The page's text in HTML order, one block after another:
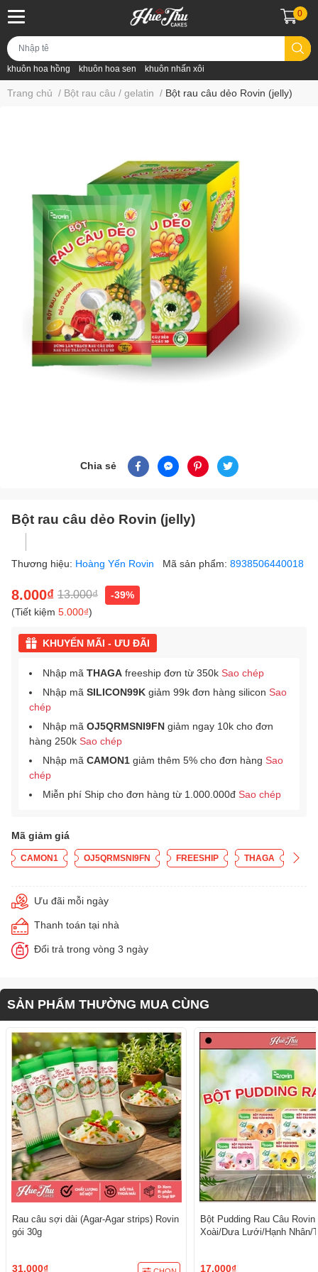
khuôn hoa hồng khuôn hoa sen khuôn nhấn xôi
0
Trang chủ / Bột rau câu / gelatin / Bột rau câu dẻo Rovin (jelly)
Chia sẻ
Bột rau câu dẻo Rovin (jelly)
Thương hiệu: Hoàng Yến Rovin Mã sản phẩm: 8938506440018
8.000₫ 13.000₫
-39%
(Tiết kiệm 5.000₫)
KHUYẾN MÃI - ƯU ĐÃI
Nhập mã THAGA freeship đơn từ 350k Sao chép
Nhập mã SILICON99K giảm 99k đơn hàng silicon Sao
chép
Nhập mã OJ5QRMSNI9FN giảm ngay 10k cho đơn
hàng 250k Sao chép
Nhập mã CAMON1 giảm thêm 5% cho đơn hàng Sao
chép
Miễn phí Ship cho đơn hàng từ 1.000.000đ Sao chép
Mã giảm giá
CAMON1 OJ5QRMSNI9FN FREESHIP THAGA
Ưu đãi mỗi ngày
Thanh toán tại nhà
Đổi trả trong vòng 3 ngày
SẢN PHẨM THƯỜNG MUA CÙNG
Rau câu sợi dài (Agar-Agar strips) Rovin
gói 30g
31.000₫
Bột Pudding Rau Câu
Xoài/Dưa Lưới/Hạnh Nhân/
17.000₫